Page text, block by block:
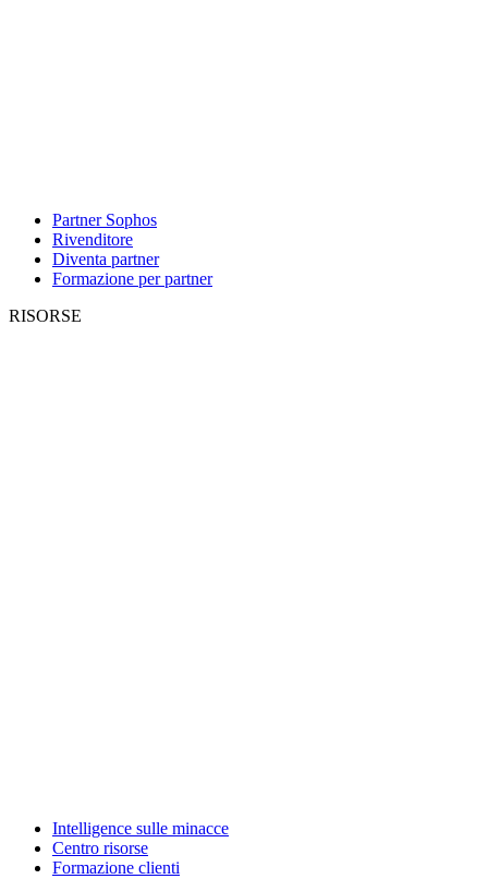
Partner Sophos
Rivenditore
Diventa partner
Formazione per partner
RISORSE
Intelligence sulle minacce
Centro risorse
Formazione clienti